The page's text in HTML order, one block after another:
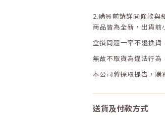
2.購買前請詳閱條款與
商品皆為全新，出貨前
盒損問題一率不退換貨
無故不取貨為違法行為
本公司將採取提告，
送貨及付款方式